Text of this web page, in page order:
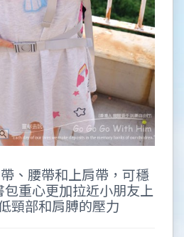
、腰帶和上肩帶，可穩
重心更加拉近小朋友上
頸部和肩膊的壓力